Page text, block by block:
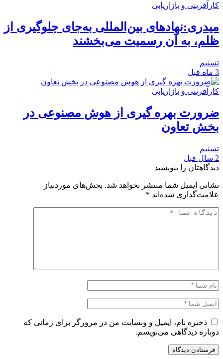
کارآفرینی و بازاریابی
میدری:نهادهای بین‌المللی به‌جای جلوگیری از
ظلم، به آن رسمیت می‌بخشند
تسنیم
3 ماه قبل
کارآفرینی و بازاریابی
ضرورت بهره گیری از هوش مصنوعی در
بخش تعاون
تسنیم
2 سال قبل
دیدگاهتان را بنویسید
نشانی ایمیل شما منتشر نخواهد شد. بخش‌های موردنیاز
علامت‌گذاری شده‌اند *
ذخیره نام، ایمیل و وبسایت من در مرورگر برای زمانی که
دوباره دیدگاهی می‌نویسم.